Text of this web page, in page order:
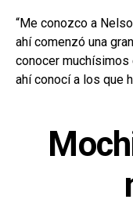
“Me conozco a
ahí comenzó una
conocer muchísimos
ahí conocí a los que